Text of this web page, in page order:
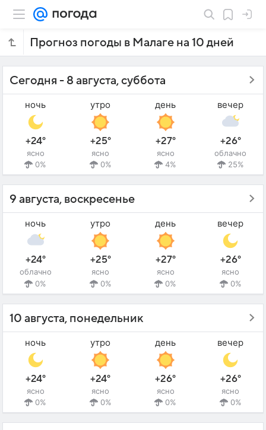
Прогноз погоды в Малаге на 10 дней
Сегодня - 8 августа, суббота
ночь
+24°
ясно
0%
утро
+25°
ясно
0%
день
+27°
ясно
4%
вечер
+26°
облачно
25%
9 августа, воскресенье
ночь
+24°
облачно
0%
утро
+25°
ясно
0%
день
+27°
ясно
0%
вечер
+26°
ясно
0%
10 августа, понедельник
ночь
+24°
ясно
0%
утро
+24°
ясно
0%
день
+26°
ясно
0%
вечер
+26°
ясно
0%